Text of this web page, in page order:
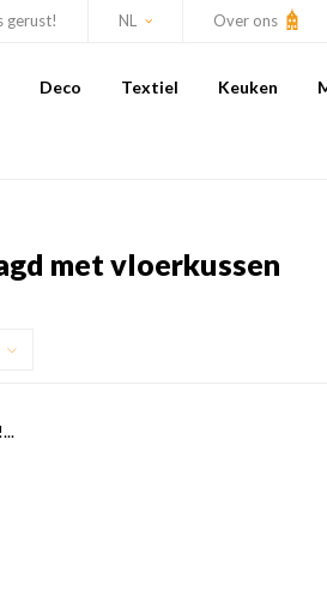
gerust! NL Over ons
Deco Textiel Keuken
met vloerkussen